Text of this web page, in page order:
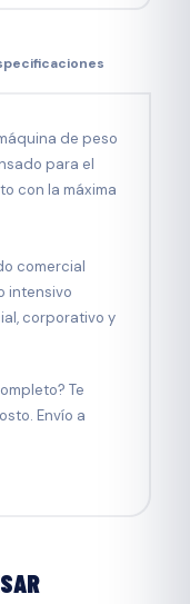
de peso
para el
con la máxima
comercial
intensivo
corporativo y
Te
Envío a